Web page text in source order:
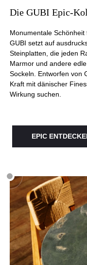
Die GUBI Epic-
Monumentale
GUBI setzt auf
Steinplatten, die jeden
Marmor und andere
Sockeln. Entworfen von
Kraft mit dänischer
Wirkung suchen.
EPIC